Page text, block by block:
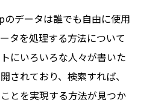
データは誰でも自由に使用
タを処理する方法について
にいろいろな人々が書いた
されており、検索すれば、
とを実現する方法が見つか